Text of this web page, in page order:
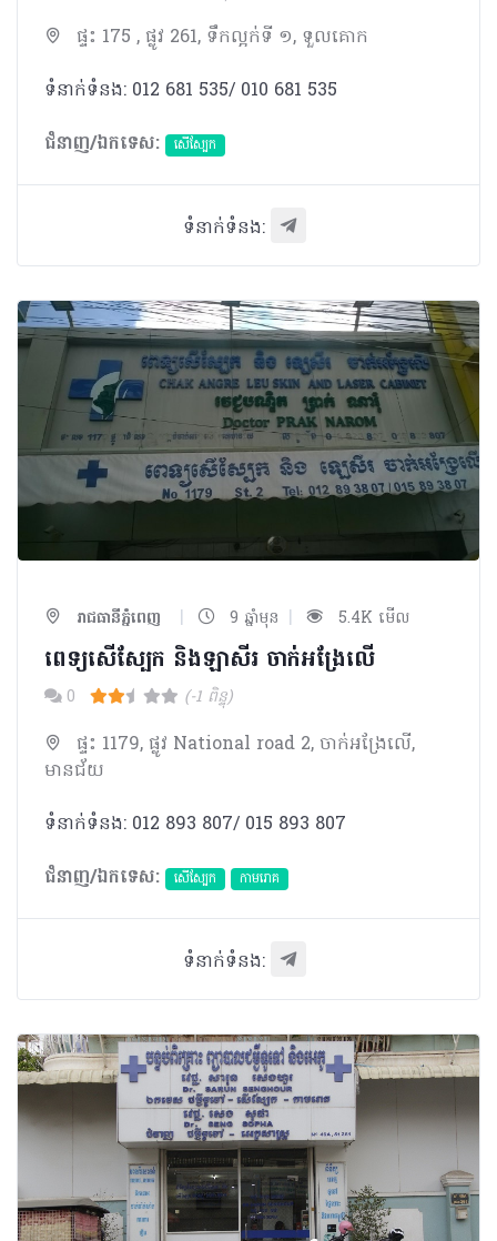
ផ្ទះ 175 , ផ្លូវ 261, ទឹកល្អក់ទី ១, ទួលគោក
ទំនាក់ទំនង: 012 681 535/ 010 681 535
ជំនាញ/ឯកទេស:
សើស្បែក
ទំនាក់ទំនង:
រាជធានីភ្នំពេញ | 9 ឆ្នាំមុន | 5.4K មើល
ពេទ្យសើស្បែក​ និងឡាសីរ ចាក់អង្រែលើ
0 (-1 ពិន្ទុ)
ផ្ទះ 1179, ផ្លូវ National road 2, ចាក់អង្រែលើ,
មានជ័យ
ទំនាក់ទំនង: 012 893 807/ 015 893 807
ជំនាញ/ឯកទេស:
សើស្បែក កាមរោគ
ទំនាក់ទំនង: